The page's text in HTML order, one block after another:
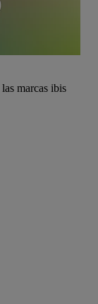
las marcas ibis